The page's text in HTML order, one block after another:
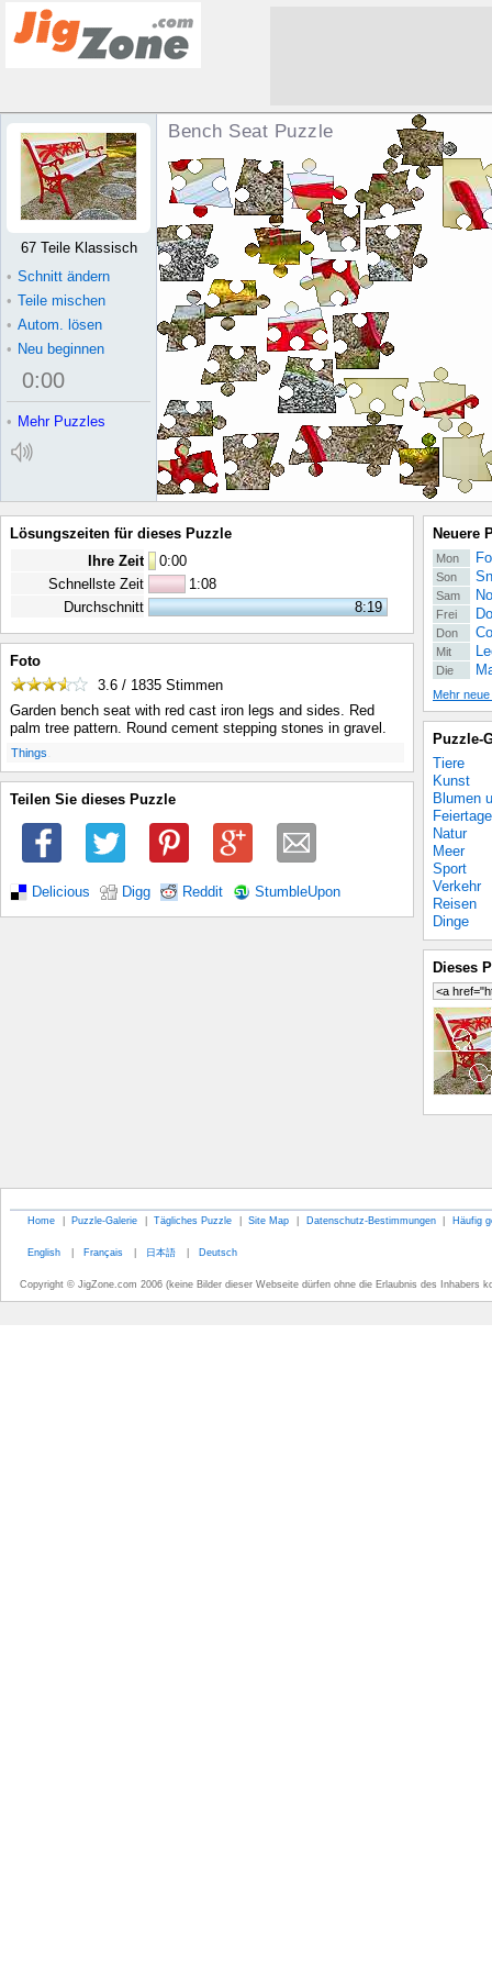
Bench Seat Puzzle
67 Teile Klassisch
• Schnitt ändern
• Teile mischen
• Autom. lösen
• Neu beginnen
0:00
• Mehr Puzzles
Lösungszeiten für dieses Puzzle
Ihre Zeit
0:00
Schnellste Zeit
1:08
Durchschnitt
8:19
Foto
3.6 / 1835 Stimmen
Garden bench seat with red cast iron legs and sides. Red
palm tree pattern. Round cement stepping stones in gravel.
Things
Teilen Sie dieses Puzzle
Delicious Digg Reddit StumbleUpon
Neuere
Mon
Son
Sam
Frei
Don
Mit
Die
Mehr
Puzzle-
Tiere
Kunst
Blumen
Feiertage
Natur
Meer
Sport
Verkehr
Reisen
Dinge
Dieses
Home | Puzzle-Galerie | Tägliches Puzzle | Site Map | Datenschutz-Bestimmungen | Häufig
English | Français | 日本語 | Deutsch
Copyright © JigZone.com 2006 (keine Bilder dieser Webseite dürfen ohne die Erlaubnis des Inhabers